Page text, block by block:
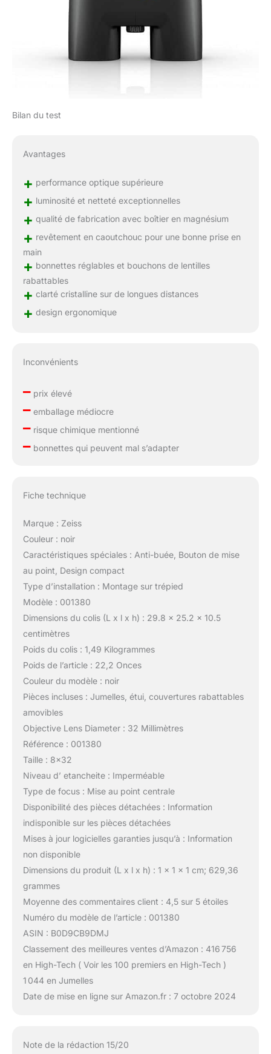
Bilan du test
Avantages
+ performance optique supérieure
+ luminosité et netteté exceptionnelles
+ qualité de fabrication avec boîtier en magnésium
+ revêtement en caoutchouc pour une bonne prise en
main
+ bonnettes réglables et bouchons de lentilles
rabattables
+ clarté cristalline sur de longues distances
+ design ergonomique
Inconvénients
–prix élevé
–emballage médiocre
–risque chimique mentionné
–bonnettes qui peuvent mal s’adapter
Fiche technique
Marque : Zeiss
Couleur : noir
Caractéristiques spéciales : Anti-buée, Bouton de mise
au point, Design compact
Type d’installation : Montage sur trépied
Modèle : 001380
Dimensions du colis (L x l x h) : 29.8 x 25.2 x 10.5
centimètres
Poids du colis : 1,49 Kilogrammes
Poids de l’article : 22,2 Onces
Couleur du modèle : noir
Pièces incluses : Jumelles, étui, couvertures rabattables
amovibles
Objective Lens Diameter : 32 Millimètres
Référence : 001380
Taille : 8×32
Niveau d’ etancheite : Imperméable
Type de focus : Mise au point centrale
Disponibilité des pièces détachées : Information
indisponible sur les pièces détachées
Mises à jour logicielles garanties jusqu’à : Information
non disponible
Dimensions du produit (L x l x h) : 1 x 1 x 1 cm; 629,36
grammes
Moyenne des commentaires client : 4,5 sur 5 étoiles
Numéro du modèle de l’article : 001380
ASIN : B0D9CB9DMJ
Classement des meilleures ventes d’Amazon : 416 756
en High-Tech ( Voir les 100 premiers en High-Tech )
1 044 en Jumelles
Date de mise en ligne sur Amazon.fr : 7 octobre 2024
Note de la rédaction 15/20